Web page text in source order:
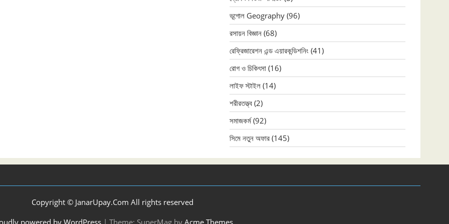
ভূগোল Geography (96)
রসায়ন বিজ্ঞান (68)
রেফ্রিজারেশন এন্ড এয়ারকন্ডিশনিং (41)
রোগ ও চিকিৎসা (16)
লাইফ স্টাইল (14)
শরীরতত্ত্ব (2)
সমাজকর্ম(92)
সিমে নতুন ‍অফার (145)
Copyright © JanarUpay.Com All rights reserved
powered by WordPress | Theme: SuperMag by Acme Themes